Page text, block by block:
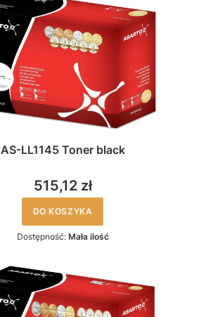
AS-LL1145 Toner black
515,12 zł
DO KOSZYKA
Dostępność: Mała ilość